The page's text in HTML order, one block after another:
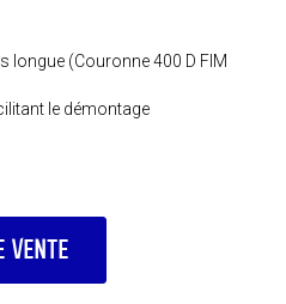
longue (Couronne 400 D FIM
le démontage
VENTE